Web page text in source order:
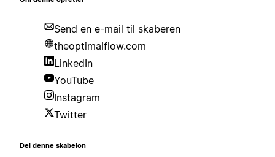
Send en e-mail til skaberen
theoptimalflow.com
LinkedIn
YouTube
Instagram
Twitter
Del denne skabelon